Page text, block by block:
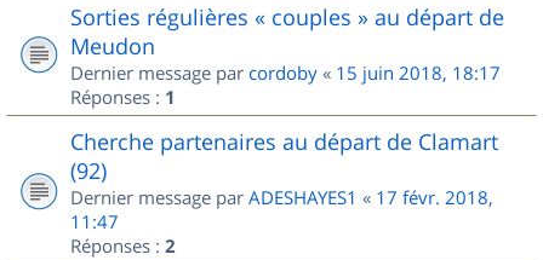
Sorties régulières « couples » au départ de
Meudon
Dernier message par cordoby « 15 juin 2018, 18:17
Réponses : 1
Cherche partenaires au départ de Clamart
(92)
Dernier message par ADESHAYES1 « 17 févr. 2018,
11:47
Réponses : 2